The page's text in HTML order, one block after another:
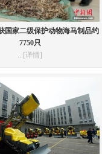
国家二级保护动物海马制品约
7750只
... [详情]